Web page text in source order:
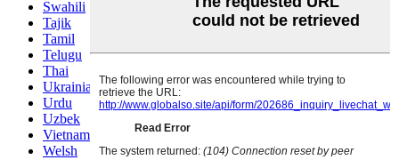
Swahili
Tajik
Tamil
Telugu
Thai
Ukrainian
Urdu
Uzbek
Vietnamese
Welsh